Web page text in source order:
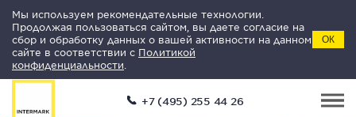
Мы используем рекомендательные технологии.
Продолжая пользоваться сайтом, вы даете согласие на
сбор и обработку данных о вашей активности на данном
сайте в соответствии с Политикой
конфиденциальности
ОК
+7 (495) 255 44 26